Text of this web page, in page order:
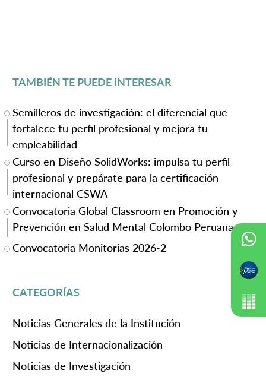
TAMBIÉN TE PUEDE INTERESAR
Semilleros de investigación: el diferencial que
fortalece tu perfil profesional y mejora tu
empleabilidad
Curso en Diseño SolidWorks: impulsa tu perfil
profesional y prepárate para la certificación
internacional CSWA
Convocatoria Global Classroom en Promoción y
Prevención en Salud Mental Colombo Peruana
Convocatoria Monitorias 2026-2
CATEGORÍAS
Noticias Generales de la Institución
Noticias de Internacionalización
Noticias de Investigación